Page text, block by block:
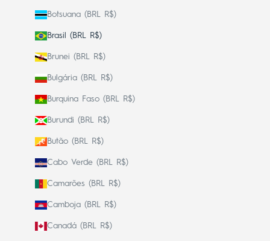
Botsuana (BRL R$)
Brasil (BRL R$)
Brunei (BRL R$)
Bulgária (BRL R$)
Burquina Faso (BRL R$)
Burundi (BRL R$)
Butão (BRL R$)
Cabo Verde (BRL R$)
Camarões (BRL R$)
Camboja (BRL R$)
Canadá (BRL R$)